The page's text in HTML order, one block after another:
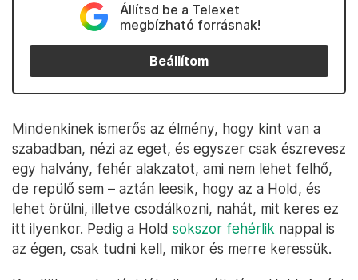
Állítsd be a Telexet
megbízható forrásnak!
Beállítom
Mindenkinek ismerős az élmény, hogy kint van a
szabadban, nézi az eget, és egyszer csak észrevesz
egy halvány, fehér alakzatot, ami nem lehet felhő,
de repülő sem – aztán leesik, hogy az a Hold, és
lehet örülni, illetve csodálkozni, nahát, mit keres ez
itt ilyenkor. Pedig a Hold sokszor fehérlik nappal is
az égen, csak tudni kell, mikor és merre keressük.